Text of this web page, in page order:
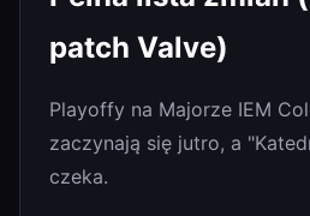
patch Valve)
Playoffy na Majorze IEM
zaczynają się jutro, a
czeka.